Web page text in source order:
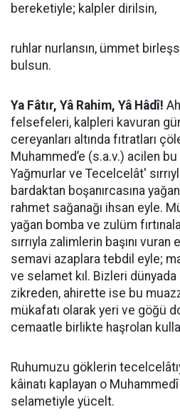
bereketiyle; kalpler dirilsin,
ruhlar nurlansın, ümmet
bulsun.
Ya Fâtır, Yâ Rahim, Yâ Hâdî!
felsefeleri, kalpleri kavuran
cereyanları altında fıtratları
Muhammed’e (s.a.v.) acilen
Yağmurlar ve Tecelcelât'
bardaktan boşanırcasına
rahmet sağanağı ihsan eyle.
yağan bomba ve zulüm
sırrıyla zalimlerin başını vuran
semavi azaplara tebdil eyle;
ve selamet kıl. Bizleri
zikreden, ahirette ise bu
mükafatı olarak yeri ve göğü
cemaatle birlikte haşrolan
​Ruhumuzu göklerin
kâinatı kaplayan o
selametiyle yücelt.